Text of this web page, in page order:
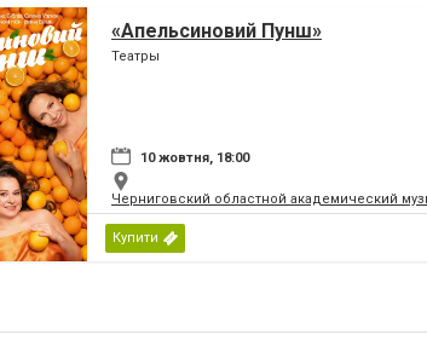
«Апельсиновий Пунш»
Театры
10 жовтня, 18:00
Черниговский областной академический
Купити